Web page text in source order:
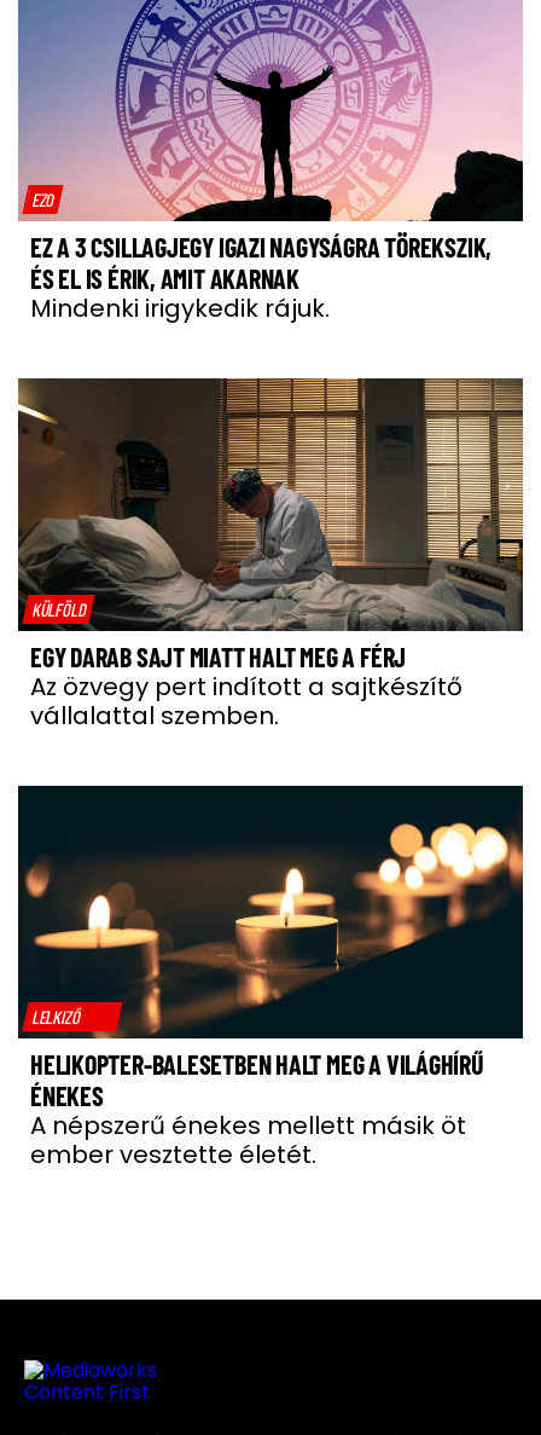
EZO
EZ A 3 CSILLAGJEGY IGAZI NAGYSÁGRA TÖREKSZIK,
ÉS EL IS ÉRIK, AMIT AKARNAK
Mindenki irigykedik rájuk.
KÜLFÖLD
EGY DARAB SAJT MIATT HALT MEG A FÉRJ
Az özvegy pert indított a sajtkészítő
vállalattal szemben.
LELKIZŐ
HELIKOPTER-BALESETBEN HALT MEG A VILÁGHÍRŰ
ÉNEKES
A népszerű énekes mellett másik öt
ember vesztette életét.